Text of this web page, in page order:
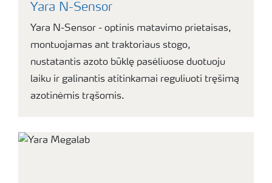
Yara N-Sensor
Yara N-Sensor - optinis matavimo prietaisas,
montuojamas ant traktoriaus stogo,
nustatantis azoto būklę pasėliuose duotuoju
laiku ir galinantis atitinkamai reguliuoti tręšimą
azotinėmis trąšomis.